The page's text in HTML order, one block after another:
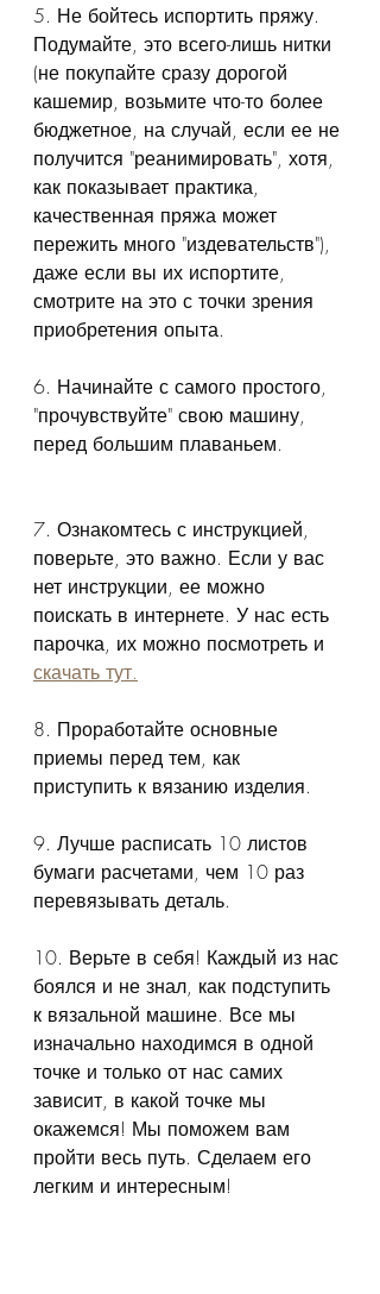
5. Не бойтесь испортить пряжу.
Подумайте, это всего-лишь нитки
(не покупайте сразу дорогой
кашемир, возьмите что-то более
бюджетное, на случай, если ее не
получится "реанимировать", хотя,
как показывает практика,
качественная пряжа может
пережить много "издевательств"),
даже если вы их испортите,
смотрите на это с точки зрения
приобретения опыта.
6. Начинайте с самого простого,
"прочувствуйте" свою машину,
перед большим плаваньем.
7. Ознакомтесь с инструкцией,
поверьте, это важно. Если у вас
нет инструкции, ее можно
поискать в интернете. У нас есть
парочка, их можно посмотреть и
скачать тут.
8. Проработайте основные
приемы перед тем, как
приступить к вязанию изделия.
9. Лучше расписать 10 листов
бумаги расчетами, чем 10 раз
перевязывать деталь.
10. Верьте в себя! Каждый из нас
боялся и не знал, как подступить
к вязальной машине. Все мы
изначально находимся в одной
точке и только от нас самих
зависит, в какой точке мы
окажемся! Мы поможем вам
пройти весь путь. Сделаем его
легким и интересным!